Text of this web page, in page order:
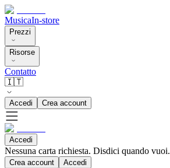
MusicaIn-store
Prezzi
Risorse
Contatto
🇮🇹
Accedi Crea account
Accedi
Nessuna carta richiesta. Disdici quando vuoi.
Crea account Accedi